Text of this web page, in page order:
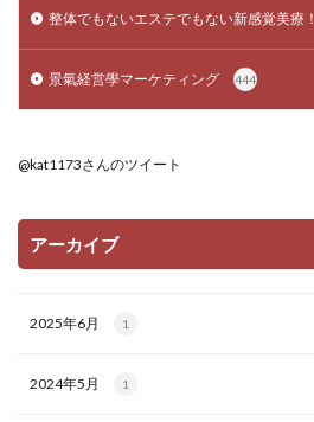
整体でもないエステでもない新感覚美療！
景氣経営學マーケティング 444
@kat1173さんのツイート
アーカイブ
2025年6月 1
2024年5月 1